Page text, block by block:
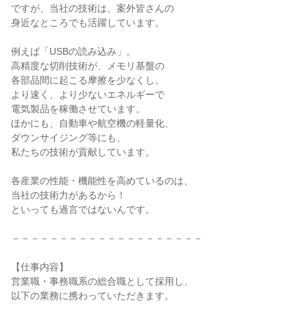
ですが、当社の技術は、案外皆さんの
身近なところでも活躍しています。
例えば「USBの読み込み」。
高精度な切削技術が、メモリ基盤の
各部品間に起こる摩擦を少なくし、
より速く、より少ないエネルギーで
電気製品を稼働させています。
ほかにも、自動車や航空機の軽量化、
ダウンサイジング等にも、
私たちの技術が貢献しています。
各産業の性能・機能性を高めているのは、
当社の技術力があるから！
といっても過言ではないんです。
－－－－－－－－－－－－－－－－－－－－
【仕事内容】
営業職・事務職系の総合職として採用し、
以下の業務に携わっていただきます。